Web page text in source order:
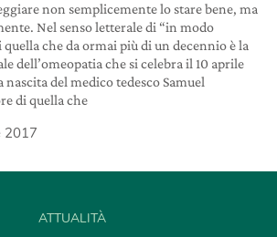
non semplicemente lo stare bene, ma
Nel senso letterale di “in modo
quella che da ormai più di un decennio è la
dell’omeopatia che si celebra il 10 aprile
del medico tedesco Samuel
di quella che
2017
ATTUALITÀ